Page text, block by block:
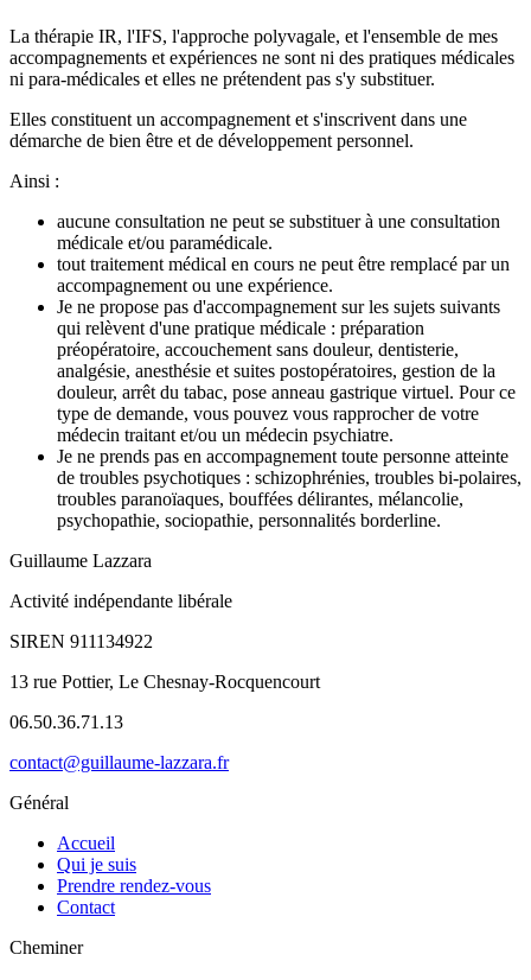
La thérapie IR, l'IFS, l'approche polyvagale, et l'ensemble de mes
accompagnements et expériences ne sont ni des pratiques médicales
ni para-médicales et elles ne prétendent pas s'y substituer.
Elles constituent un accompagnement et s'inscrivent dans une
démarche de bien être et de développement personnel.
Ainsi :
aucune consultation ne peut se substituer à une consultation
médicale et/ou paramédicale.
tout traitement médical en cours ne peut être remplacé par un
accompagnement ou une expérience.
Je ne propose pas d'accompagnement sur les sujets suivants
qui relèvent d'une pratique médicale : préparation
préopératoire, accouchement sans douleur, dentisterie,
analgésie, anesthésie et suites postopératoires, gestion de la
douleur, arrêt du tabac, pose anneau gastrique virtuel. Pour ce
type de demande, vous pouvez vous rapprocher de votre
médecin traitant et/ou un médecin psychiatre.
Je ne prends pas en accompagnement toute personne atteinte
de troubles psychotiques : schizophrénies, troubles bi-polaires,
troubles paranoïaques, bouffées délirantes, mélancolie,
psychopathie, sociopathie, personnalités borderline.
Guillaume Lazzara
Activité indépendante libérale
SIREN 911134922
13 rue Pottier, Le Chesnay-Rocquencourt
06.50.36.71.13
contact@guillaume-lazzara.fr
Général
Accueil
Qui je suis
Prendre rendez-vous
Contact
Cheminer